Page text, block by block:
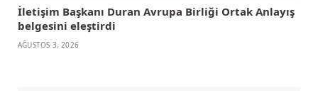
İletişim Başkanı Duran Avrupa Birliği Ortak Anlayış
belgesini eleştirdi
AĞUSTOS 3, 2026